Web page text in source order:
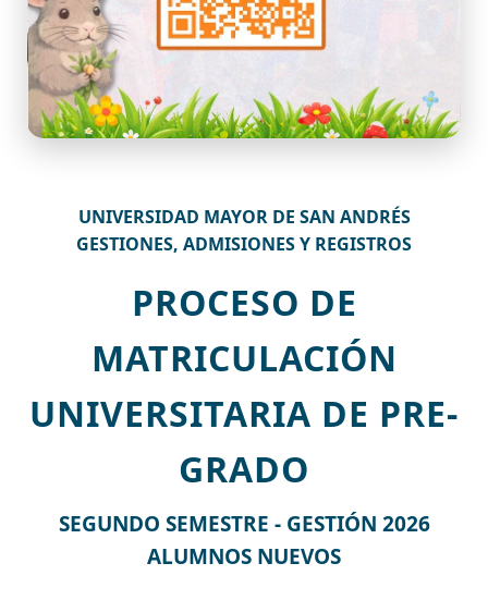
UNIVERSIDAD MAYOR DE SAN ANDRÉS
GESTIONES, ADMISIONES Y REGISTROS
PROCESO DE
MATRICULACIÓN
UNIVERSITARIA DE PRE-
GRADO
SEGUNDO SEMESTRE - GESTIÓN 2026
ALUMNOS NUEVOS